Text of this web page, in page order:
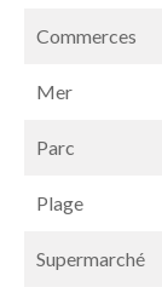
Commerces
Mer
Parc
Plage
Supermarché